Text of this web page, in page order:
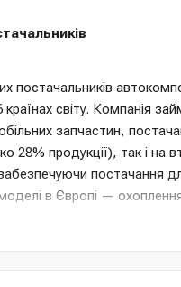
постачальників
країнах світу. Компанія
запчастин,
28% продукції), так і на
постачання
в Європі —